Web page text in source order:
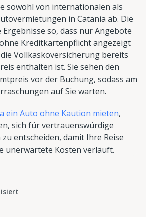
sowohl von internationalen als
in Catania ab. Die
so, dass nur Angebote
Kreditkartenpflicht angezeigt
Vollkaskoversicherung bereits
enthalten ist. Sie sehen den
vor der Buchung, sodass am
auf Sie warten.
ein Auto ohne Kaution mieten,
sich für vertrauenswürdige
entscheiden, damit Ihre Reise
unerwartete Kosten verläuft.